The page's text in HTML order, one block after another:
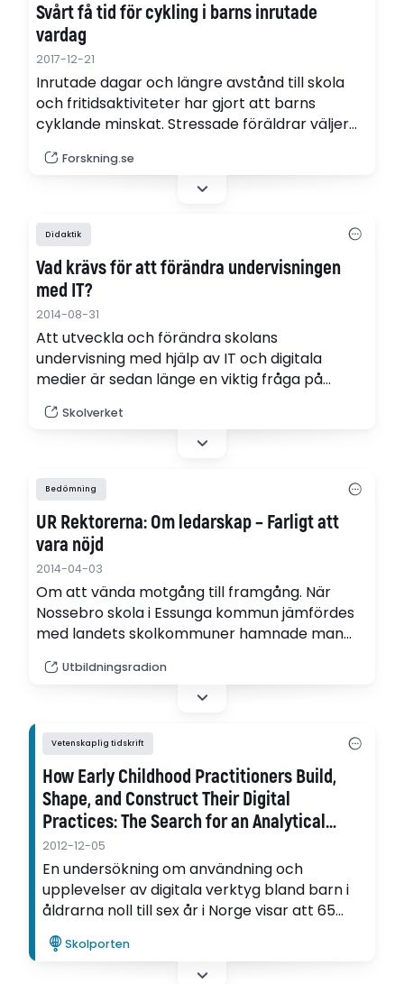
Svårt få tid för cykling i barns inrutade
vardag
2017-12-21
Inrutade dagar och längre avstånd till skola
och fritidsaktiviteter har gjort att barns
cyklande minskat. Stressade föräldrar väljer
I en rapport till regeringen efterlyses en
Forskning.se
Didaktik
Vad krävs för att förändra undervisningen
med IT?
2014-08-31
Att utveckla och förändra skolans
undervisning med hjälp av IT och digitala
medier är sedan länge en viktig fråga på
vara lättare sagt än gjort.
Skolverket
Bedömning
UR Rektorerna: Om ledarskap – Farligt att
vara nöjd
2014-04-03
Om att vända motgång till framgång. När
Nossebro skola i Essunga kommun jämfördes
med landets skolkommuner hamnade man
rektor för Nossebro skola (webb-tv).
Utbildningsradion
Vetenskaplig tidskrift
How Early Childhood Practitioners Build,
Shape, and Construct Their Digital
Practices: The Search for an Analytical
Space
2012-12-05
En undersökning om användning och
upplevelser av digitala verktyg bland barn i
åldrarna noll till sex år i Norge visar att 65
procent av barnen har använt datorer och
60 procent har använt lärplattor i hemmet
innan de når en ålder av sex. I denna artikel
Skolporten